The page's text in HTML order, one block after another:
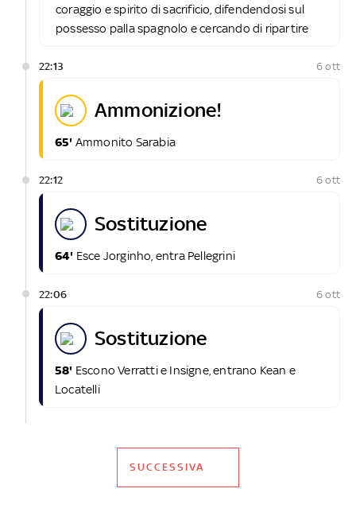
coraggio e spirito di sacrificio, difendendosi sul
possesso palla spagnolo e cercando di ripartire
22:13 6 ott
ammonizione!
65' Ammonito Sarabia
22:12 6 ott
sostituzione
64' Esce Jorginho, entra Pellegrini
22:06 6 ott
sostituzione
58' Escono Verratti e Insigne, entrano Kean e
Locatelli
SUCCESSIVA